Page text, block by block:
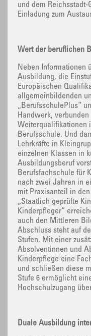
und dem
Einladung zum
Wert der beruflichen
Neben Informationen
Ausbildung, die
Europäischen
allgemeinbildenden
„BerufsschulePlus“
Handwerk,
Weiterqualifikationen
Berufsschule. Und
Lehrkräfte in
einzelnen Klassen in
Ausbildungsberuf
Berufsfachschule für
nach zwei Jahren in
mit Praxisanteil in
„Staatlich geprüfte
Kinderpfleger“
auch den Mittleren
Abschluss steht auf
Stufen. Mit einer
Absolventinnen und
Kinderpflege eine
und schließen diese
Stufe 6 ermöglicht
Hochschulzugang
Duale Ausbildung